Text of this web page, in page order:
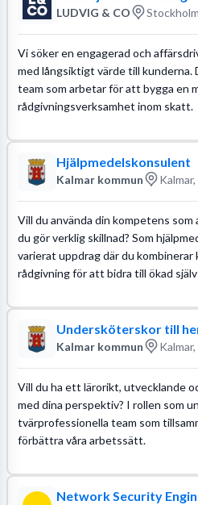
LUDVIG & CO
Vi söker en engagerad och
med långsiktigt värde till kunderna.
team som arbetar för att bygga en
rådgivningsverksamhet inom skatt.
Hjälpmedelskonsulent
Kalmar kommun
Vill du använda din kompetens
du gör verklig skillnad? Som
varierat uppdrag där du kombinerar
rådgivning för att bidra till ökad
Undersköterskor till
Kalmar kommun
Vill du ha ett lärorikt, utvecklande
med dina perspektiv? I rollen som
tvärprofessionella team som
förbättra våra arbetssätt.
Network Security